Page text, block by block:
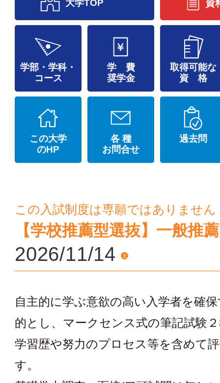
資
大学TOP
学部・学科・
コース
学 費
奨学金
取得可能な
資 格
この大学
のHP
各 種
お問合せ
過去問
この入試制度は専願ではありません
【学校推薦型選抜】一般推薦
2026/11/14 土
自主的に学ぶ意欲の高い入学者を確
的とし、マークセンス式の筆記試験
学習歴や努力のプロセス等を含めて
す。